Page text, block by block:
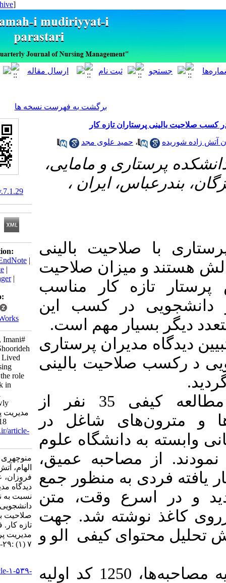
[ English ]
برگشت به فهرست نسخه ها
پرستاران تازه کار
، حمید علوی مجد
و مامایی،
ایران ،
صلاحیت بالینی
و میزان صلاحیت
تازه کار مناسب
در کسب این
بسیار مهم است.
مدیران پرستاری
صلاحیت بالینی
مواد و روش‌ها:در این مطالعه کیفی 35 نفر از
شاغل در
به دانشگاه علوم
مصاحبه عمیق،
فردی به منظور جمع
اسرع وقت، متن
نوشته شد. جهت
محتوای کیفی الو و
یافته‌ها: پس از کد‌بندی کلیه مصاحبه‌ها، 1250 کد اولیه
10.29252/ijnv.7.1.29
Download citation:
BibTeX | EndNote
Medlars
ProCite|
Reference Manager
Send citation to:
Mendeley
Zotero
Manouchehri H, Imani#
E, Atashzadeh-Shoorideh
F, Alavimajd H. Lived
experiences nursing
managers about the role
of students' work in
attaining clinical
competency newly
nurses. مدیریت پرستاری
2018; 7 (1) :29-40
URL:http://ijnv.ir/article-
1-539-fa.html
منوچهری هومان، ایمانی#
الهام، آتش زاده شوریده
فروزان، علوی مجد حمید.
دیدگاه مدیران پرستاری
نسبت به نقش کار
دانشجویی در کسب
صلاحیت بالینی پرستاران
تازه کار. فصلنامه
مديريت پرستاري. ۱۳۹۷;
۷ (۱) :۲۹-۴۰
http://ijnv.ir/article-۱-۵۳۹-